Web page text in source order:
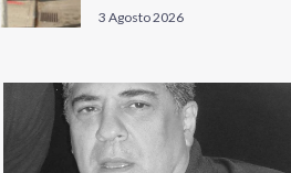
3 Agosto 2026